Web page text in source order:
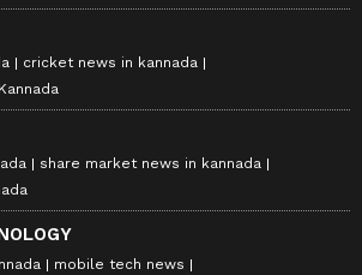
cricket news in kannada
share market news in kannada
mobile tech news